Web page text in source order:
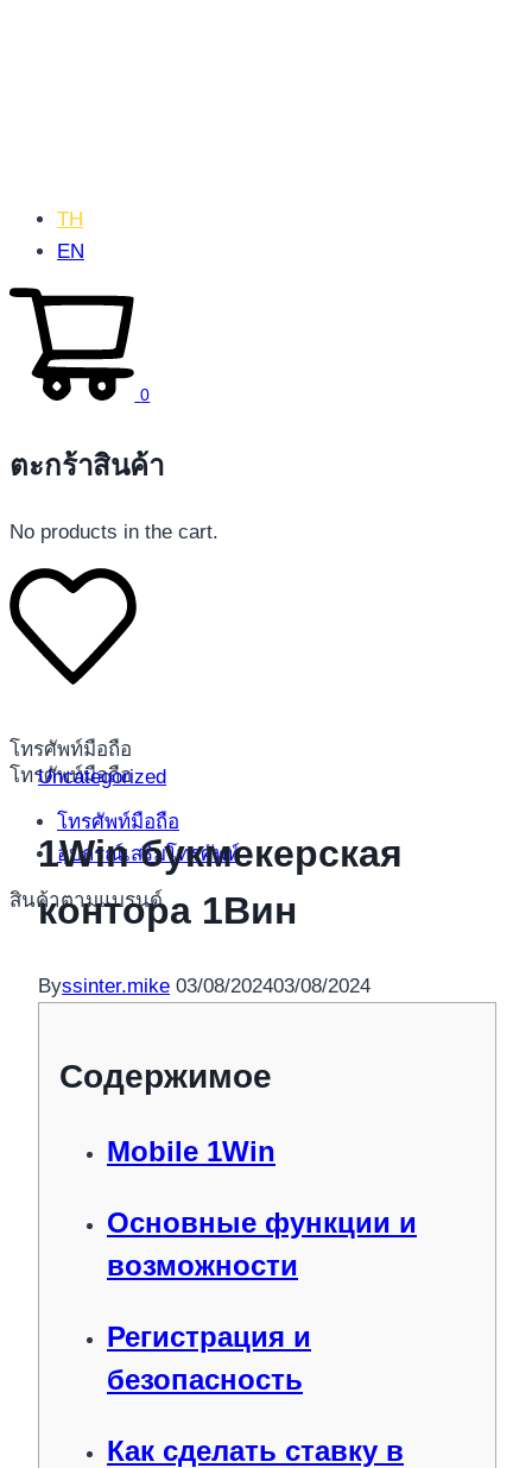
โทรศัพท์มือถือ
โทรศัพท์มือถือ
โทรศัพท์มือถือ
อุปกรณ์เสริมโทรศัพท์
สินค้าตามแบรนด์
TH
EN
0
ตะกร้าสินค้า
No products in the cart.
Uncategorized
1Win букмекерская
контора 1Вин
Byssinter.mike 03/08/202403/08/2024
Содержимое
Mobile 1Win
Основные функции и
возможности
Регистрация и
безопасность
Как сделать ставку в